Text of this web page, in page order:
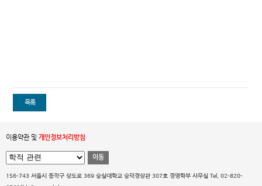
목록
이용약관 및 개인정보처리방침
이동
156-743 서울시 동작구 상도로 369 숭실대학교 숭덕경상관 307호 경영학부 사무실 Tel. 02-820-